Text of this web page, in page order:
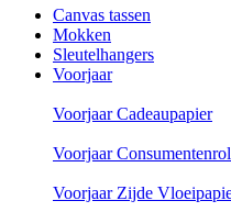
Canvas tassen
Mokken
Sleutelhangers
Voorjaar
Voorjaar Cadeaupapier
Voorjaar
Voorjaar Zijde